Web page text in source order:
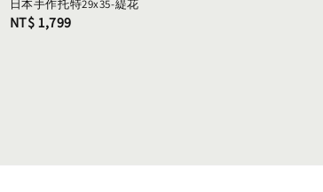
日本手作托特29x35-緹花
Regular
NT$ 1,799